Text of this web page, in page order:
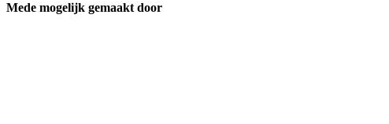
Mede mogelijk gemaakt door